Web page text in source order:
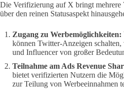
Die Verifizierung auf X bringt mehrere
über den reinen Statusaspekt
Zugang zu Werbemöglichkeiten:
können Twitter-Anzeigen schalten,
und Influencer von großer
Teilnahme am Ads Revenue
bietet verifizierten Nutzern die
zur Teilung von Werbeeinnahmen